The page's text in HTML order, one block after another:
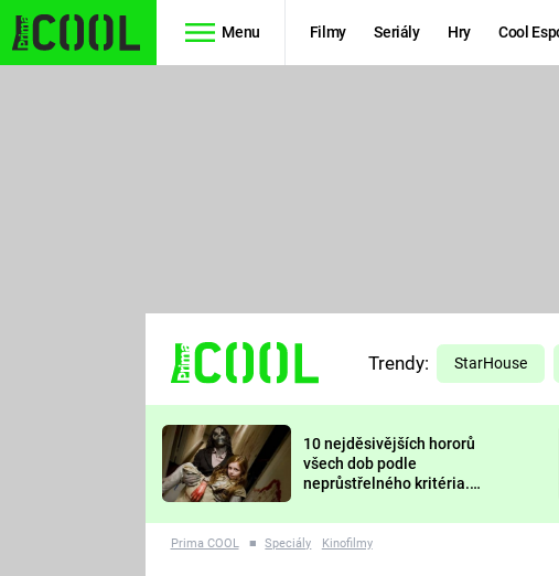
Menu Filmy Seriály Hry Cool
TŘESKU
FUTURAMA
PREDÁTOR
Trendy: StarHouse
10 nejděsivějších hororů
všech dob podle
neprůstřelného kritéria.
nejvíc zvednou tep?
Prima COOL ■ Speciály Kinofilmy